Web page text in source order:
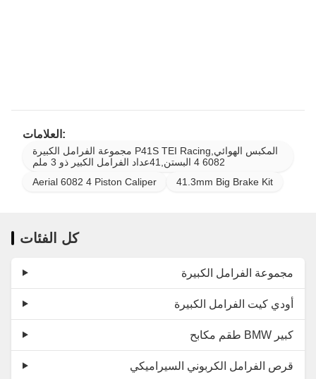
العلامات:
مجموعة الفرامل الكبيرة P41S TEI Racing,المكبس الهوائي
6082 4 البستن,41عداد الفرامل الكبير ذو 3 ملم
Aerial 6082 4 Piston Caliper
41.3mm Big Brake Kit
كل الفئات
مجموعة الفرامل الكبيرة
أودي كيت الفرامل الكبيرة
طقم مكابح BMW كبير
قرص الفرامل الكربوني السيراميكي